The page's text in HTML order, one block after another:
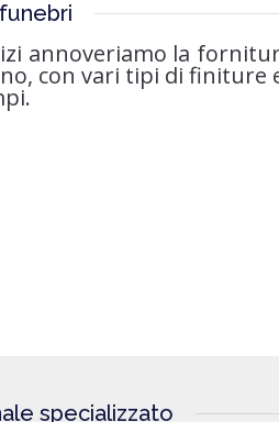
annoveriamo la
con vari tipi di
specializzato